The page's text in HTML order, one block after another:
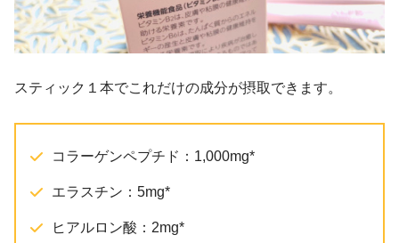
スティック１本でこれだけの成分が摂取できます。
コラーゲンペプチド：1,000mg*
エラスチン：5mg*
ヒアルロン酸：2mg*